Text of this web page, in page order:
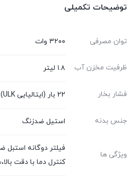
توضیحات تکمیلی
توان مصرفی ۳۲۰۰ وات
ظرفیت مخزن آب ۱.۸ لیتر
فشار بخار 22 بار (ایتالیایی ULK)
جنس بدنه استیل ضدزنگ
ویژگی ها
کنترل دما با دقت